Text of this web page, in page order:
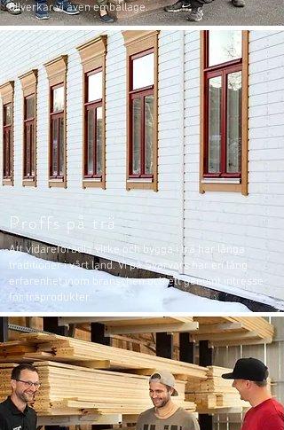
tillverkar vi även emballage.
Proffs på trä
Att vidareförädla virke och bygga i trä har långa
traditioner i vårt land. Vi på Svarvars har en lång
erfarenhet inom branschen och ett genuint intresse
för träprodukter.